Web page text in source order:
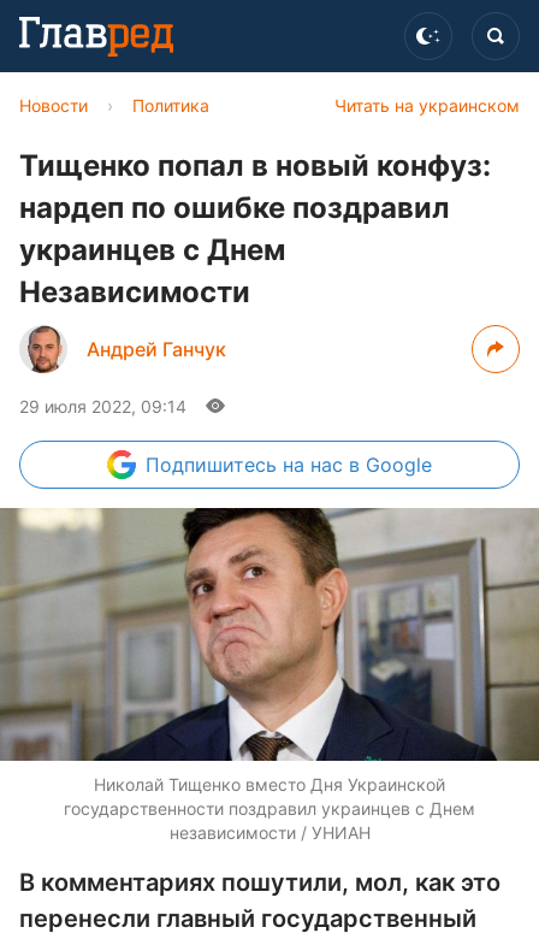
Читать на украинском
Новости › Политика
Тищенко попал в новый конфуз:
нардеп по ошибке поздравил
украинцев с Днем
Независимости
Андрей Ганчук
29 июля 2022, 09:14
Подпишитесь на нас в Google
Николай Тищенко вместо Дня Украинской
государственности поздравил украинцев с Днем
независимости / УНИАН
В комментариях пошутили, мол, как это
перенесли главный государственный